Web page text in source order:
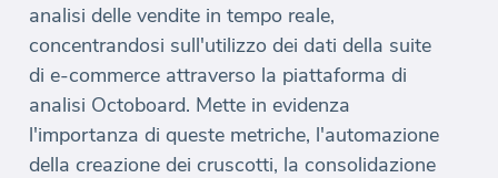
analisi delle vendite in tempo reale,
concentrandosi sull'utilizzo dei dati della suite
di e-commerce attraverso la piattaforma di
analisi Octoboard. Mette in evidenza
l'importanza di queste metriche, l'automazione
della creazione dei cruscotti, la consolidazione